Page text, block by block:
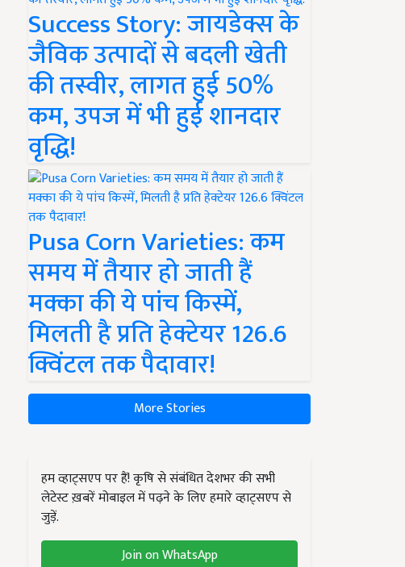
Success Story: जायडेक्स के
जैविक उत्पादों से बदली खेती
की तस्वीर, लागत हुई 50%
कम, उपज में भी हुई शानदार
वृद्धि!
Pusa Corn Varieties: कम
समय में तैयार हो जाती हैं
मक्का की ये पांच किस्में,
मिलती है प्रति हेक्टेयर 126.6
क्विंटल तक पैदावार!
More Stories
हम व्हाट्सएप पर हैं! कृषि से संबंधित देशभर की सभी
लेटेस्ट ख़बरें मोबाइल में पढ़ने के लिए हमारे व्हाट्सएप से
जुड़ें.
Join on WhatsApp